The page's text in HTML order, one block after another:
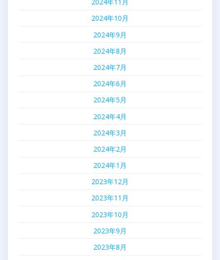
2024年10月
2024年9月
2024年8月
2024年7月
2024年6月
2024年5月
2024年4月
2024年3月
2024年2月
2024年1月
2023年12月
2023年11月
2023年10月
2023年9月
2023年8月